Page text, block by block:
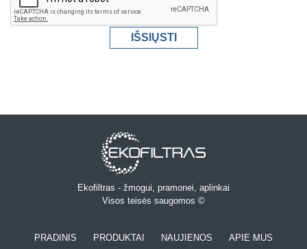
Ekofiltras - žmogui, pramonei, aplinkai
Visos teisės saugomos ©
PRADINIS PRODUKTAI NAUJIENOS APIE MUS